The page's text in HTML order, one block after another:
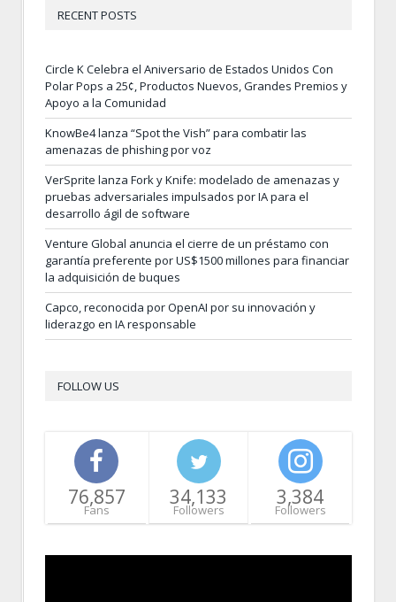
RECENT POSTS
Circle K Celebra el Aniversario de Estados Unidos Con
Polar Pops a 25¢, Productos Nuevos, Grandes Premios y
Apoyo a la Comunidad
KnowBe4 lanza “Spot the Vish” para combatir las
amenazas de phishing por voz
VerSprite lanza Fork y Knife: modelado de amenazas y
pruebas adversariales impulsados por IA para el
desarrollo ágil de software
Venture Global anuncia el cierre de un préstamo con
garantía preferente por US$1500 millones para financiar
la adquisición de buques
Capco, reconocida por OpenAI por su innovación y
liderazgo en IA responsable
FOLLOW US
76,857
Fans
34,133
Followers
3,384
Followers